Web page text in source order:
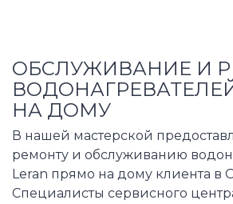
ОБСЛУЖИВАНИЕ И
ВОДОНАГРЕВАТЕЛЕЙ
НА ДОМУ
В нашей мастерской
ремонту и обслуживанию
Leran прямо на дому клиента в
Специалисты сервисного